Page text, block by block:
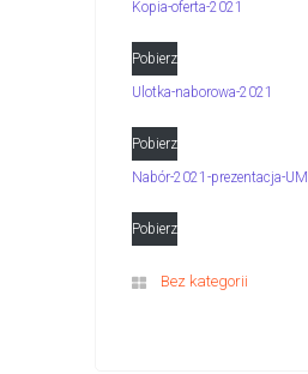
Kopia-oferta-2021
Pobierz
Ulotka-naborowa-2021
Pobierz
Nabór-2021-prezentacja-UM
Pobierz
Bez kategorii